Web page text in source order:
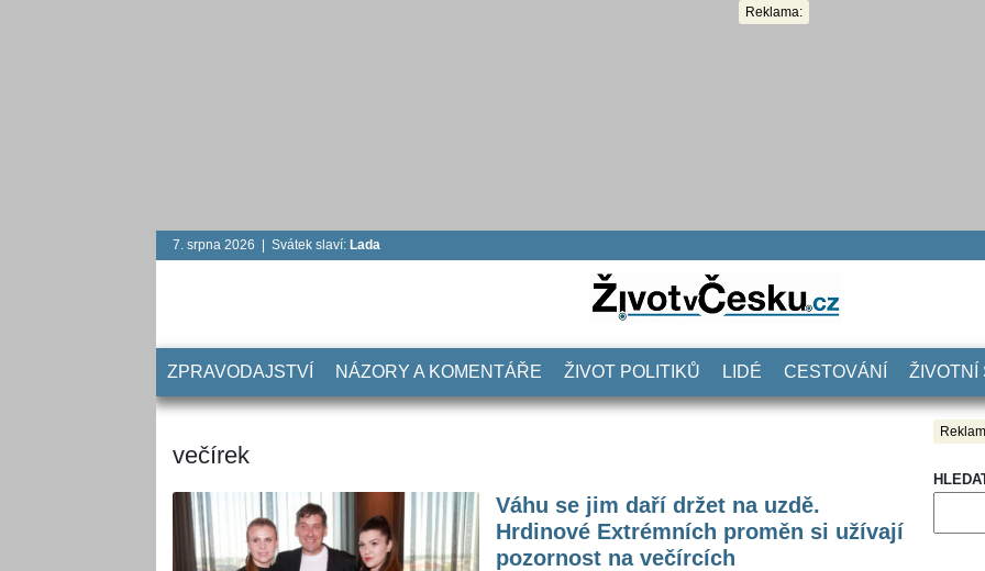
Reklama:
7. srpna 2026 | Svátek slaví: Lada
ZPRAVODAJSTVÍ NÁZORY A KOMENTÁŘE ŽIVOT POLITIKŮ LIDÉ CESTOVÁNÍ ŽIVOTNÍ
večírek
Váhu se jim daří držet na uzdě.
Hrdinové Extrémních proměn si užívají
pozornost na večírcích